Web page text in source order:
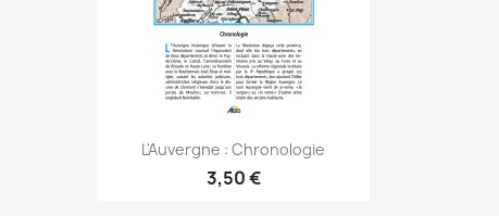
Aperçu rapide
L'Auvergne : Chronologie
3,50 €